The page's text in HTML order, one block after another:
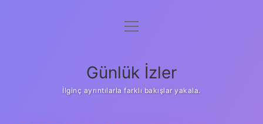
Anasayfa
Yasal Uyarı
menüyü
Günlük İzler
İlginç ayrıntılarla farklı bakışlar yakala.